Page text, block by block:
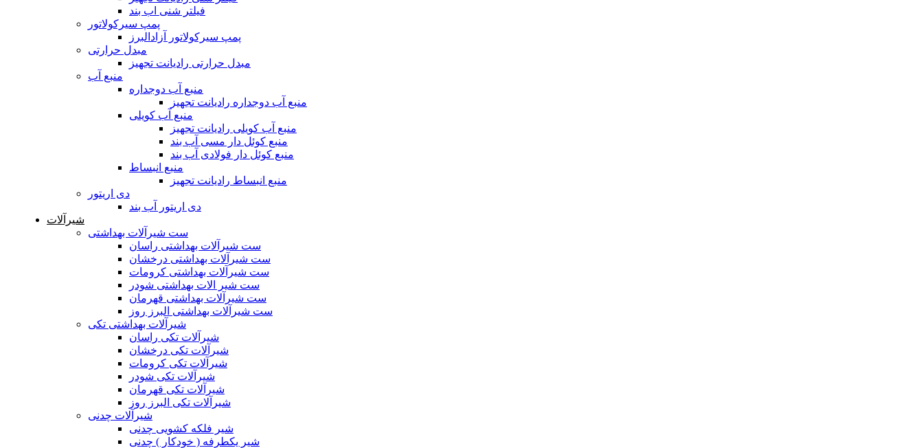
فیلتر شنی اب بند
پمپ سیرکولاتور
پمپ سیرکولاتور آزادالبرز
مبدل حرارتی
مبدل حرارتی رادیانت تجهیز
منبع آب
منبع آب دوجداره
منبع آب دوجداره رادیانت تجهیز
منبع آب کویلی
منبع آب کویلی رادیانت تجهیز
منبع کوئل دار مسی آب بند
منبع کوئل دار فولادی آب بند
منبع انبساط
منبع انبساط رادیانت تجهیز
دی اریتور
دی اریتور آب بند
شیرآلات
ست شیرآلات بهداشتی
ست شیرآلات بهداشتی راسان
ست شیرآلات بهداشتی درخشان
ست شیرآلات بهداشتی کرومات
ست شیر الات بهداشتی شودر
ست شیرآلات بهداشتی قهرمان
ست شیرآلات بهداشتی البرز روز
شیرآلات بهداشتی تکی
شیرآلات تکی راسان
شیرآلات تکی درخشان
شیرآلات تکی کرومات
شیرآلات تکی شودر
شیرآلات تکی قهرمان
شیرآلات تکی البرز روز
شیرآلات چدنی
شیر فلکه کشویی چدنی
شیر یکطرفه ( خودکار ) چدنی